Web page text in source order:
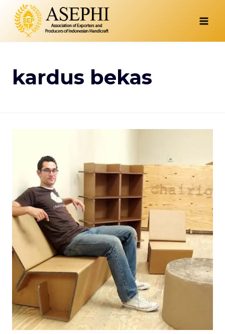
content
kardus bekas